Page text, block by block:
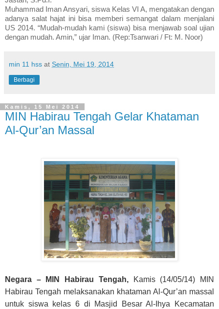
Muhammad Iman Ansyari, siswa Kelas VI A, mengatakan dengan
adanya salat hajat ini bisa memberi semangat dalam menjalani
US 2014. “Mudah-mudah kami (siswa) bisa menjawab soal ujian
dengan mudah. Amin,” ujar Iman. (Rep:Tsanwari / Ft: M. Noor)
min 11 hss at Senin, Mei 19, 2014
Berbagi
Kamis, 15 Mei 2014
MIN Habirau Tengah Gelar Khataman
Al-Qur’an Massal
Negara – MIN Habirau Tengah,Kamis (14/05/14) MIN
Habirau Tengah melaksanakan khataman Al-Qur’an massal
untuk siswa kelas 6 di Masjid Besar Al-Ihya Kecamatan